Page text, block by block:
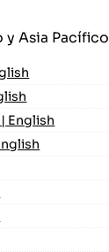
Asia Pacífico
English